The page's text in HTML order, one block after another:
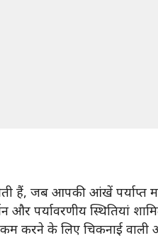
हैं, जब आपकी आंखें पर्याप्त
और पर्यावरणीय स्थितियां
करने के लिए चिकनाई वाली